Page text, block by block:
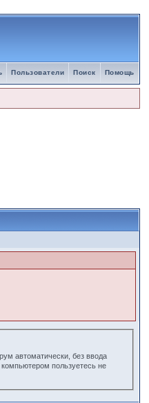
Помощь
Поиск
Пользователи
автоматически, без ввода
пользуетесь не